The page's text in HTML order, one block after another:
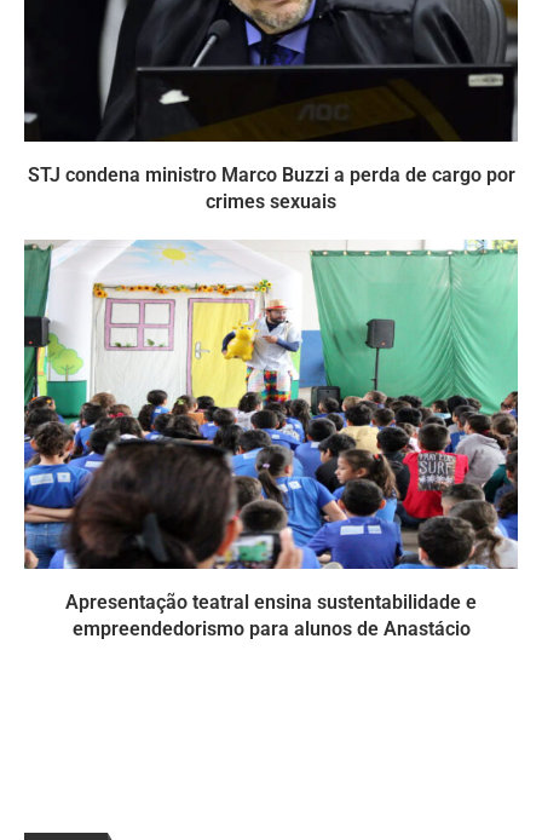
STJ condena ministro Marco Buzzi a perda de cargo por
crimes sexuais
Apresentação teatral ensina sustentabilidade e
empreendedorismo para alunos de Anastácio